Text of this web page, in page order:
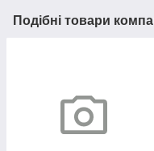
Подібні товари